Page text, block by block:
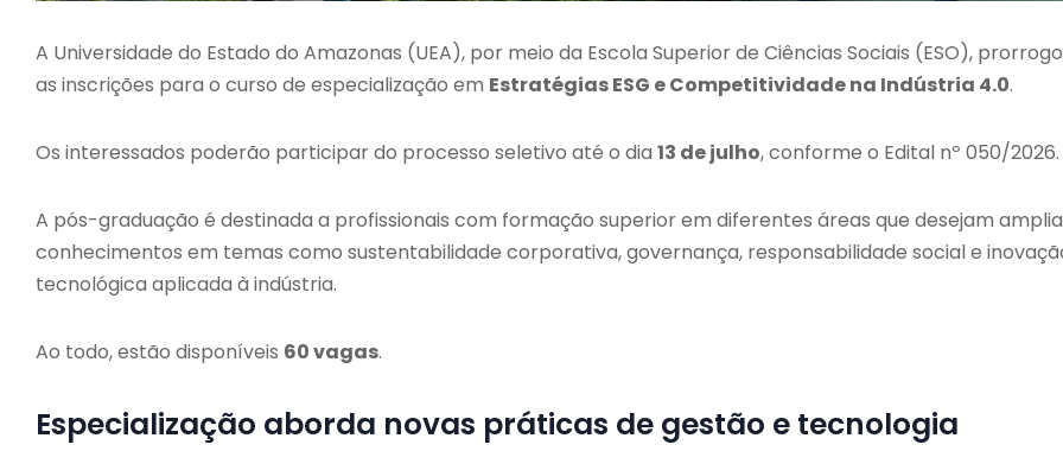
A Universidade do Estado do Amazonas (UEA), por meio da Escola Superior de Ciências Sociais (ESO),
as inscrições para o curso de especialização em Estratégias ESG e Competitividade na Indústria 4.0.
Os interessados poderão participar do processo seletivo até o dia 13 de julho, conforme o Edital nº 050/2026.
A pós-graduação é destinada a profissionais com formação superior em diferentes áreas que desejam
conhecimentos em temas como sustentabilidade corporativa, governança, responsabilidade social e
tecnológica aplicada à indústria.
Ao todo, estão disponíveis 60 vagas.
Especialização aborda novas práticas de gestão e tecnologia